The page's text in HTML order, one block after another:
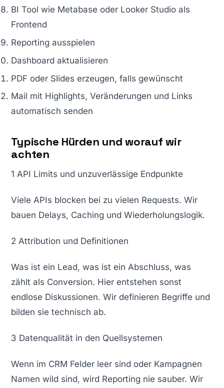
BI Tool wie Metabase oder Looker Studio als
Frontend
Reporting ausspielen
Dashboard aktualisieren
PDF oder Slides erzeugen, falls gewünscht
Mail mit Highlights, Veränderungen und Links
automatisch senden
Typische Hürden und worauf wir
achten
1 API Limits und unzuverlässige Endpunkte
Viele APIs blocken bei zu vielen Requests. Wir
bauen Delays, Caching und Wiederholungslogik.
2 Attribution und Definitionen
Was ist ein Lead, was ist ein Abschluss, was
zählt als Conversion. Hier entstehen sonst
endlose Diskussionen. Wir definieren Begriffe und
bilden sie technisch ab.
3 Datenqualität in den Quellsystemen
Wenn im CRM Felder leer sind oder Kampagnen
Namen wild sind, wird Reporting nie sauber. Wir